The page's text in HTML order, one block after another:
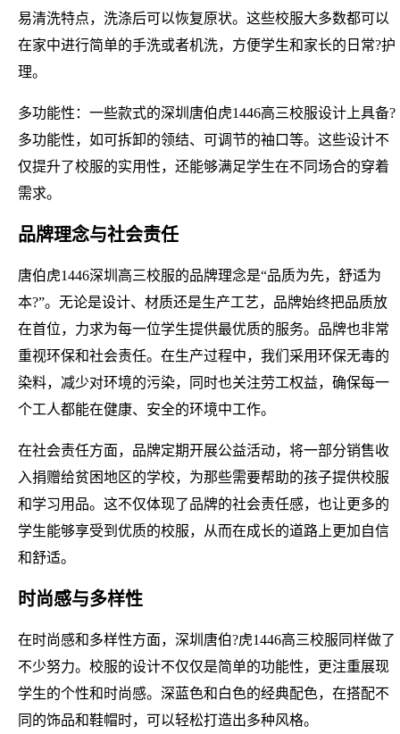
易清洗特点，洗涤后可以恢复原状。这些校服大多数都可以
在家中进行简单的手洗或者机洗，方便学生和家长的日常?护
理。
多功能性：一些款式的深圳唐伯虎1446高三校服设计上具备?
多功能性，如可拆卸的领结、可调节的袖口等。这些设计不
仅提升了校服的实用性，还能够满足学生在不同场合的穿着
需求。
品牌理念与社会责任
唐伯虎1446深圳高三校服的品牌理念是“品质为先，舒适为
本?”。无论是设计、材质还是生产工艺，品牌始终把品质放
在首位，力求为每一位学生提供最优质的服务。品牌也非常
重视环保和社会责任。在生产过程中，我们采用环保无毒的
染料，减少对环境的污染，同时也关注劳工权益，确保每一
个工人都能在健康、安全的环境中工作。
在社会责任方面，品牌定期开展公益活动，将一部分销售收
入捐赠给贫困地区的学校，为那些需要帮助的孩子提供校服
和学习用品。这不仅体现了品牌的社会责任感，也让更多的
学生能够享受到优质的校服，从而在成长的道路上更加自信
和舒适。
时尚感与多样性
在时尚感和多样性方面，深圳唐伯?虎1446高三校服同样做了
不少努力。校服的设计不仅仅是简单的功能性，更注重展现
学生的个性和时尚感。深蓝色和白色的经典配色，在搭配不
同的饰品和鞋帽时，可以轻松打造出多种风格。